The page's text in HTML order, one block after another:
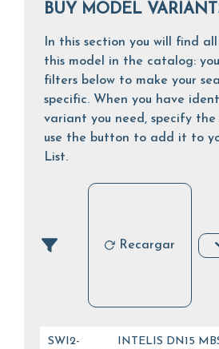
BUY MODEL
In this section you will find
this model in the catalog:
filters below to make your
specific. When you have
variant you need, specify
use the button to add it to
List.
Recargar
SWI2-
INTELIS DN15